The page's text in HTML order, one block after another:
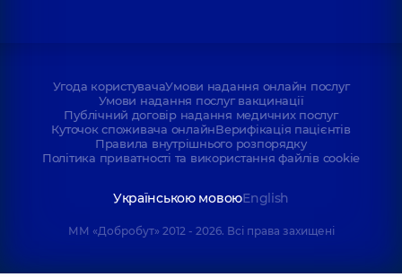
Угода користувачаУмови надання онлайн послуг
Умови надання послуг вакцинації
Публічний договір надання медичних послуг
Куточок споживача онлайнВерифікація пацієнтів
Правила внутрішнього розпорядку
Політика приватності та використання файлів cookie
Українською мовоюEnglish
ММ «Добробут» 2012 - 2026. Всі права захищені